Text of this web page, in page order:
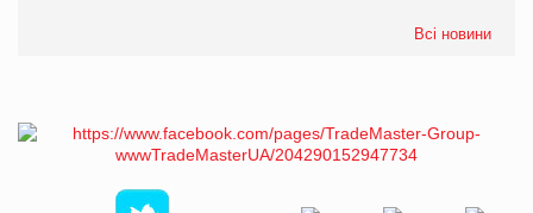
Всі новини